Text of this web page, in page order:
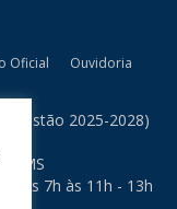
Oficial
Ouvidoria
(Gestão 2025-2028)
- MS
das 7h às 11h - 13h